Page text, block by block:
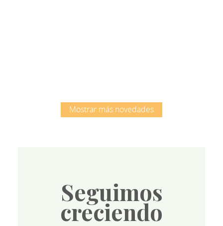
Mostrar más novedades
Seguimos
creciendo